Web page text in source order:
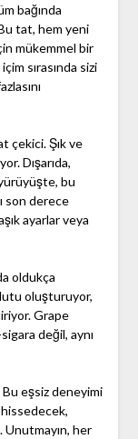
bağında
tat, hem yeni
mükemmel bir
sırasında sizi
çekici. Şık ve
Dışarıda,
bu
son derece
ayarlar veya
oldukça
oluşturuyor,
Grape
değil, aynı
eşsiz deneyimi
Unutmayın, her